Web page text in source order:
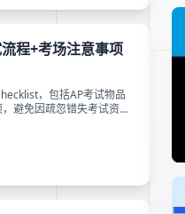
程+考场注意事项
，包括AP考试物品
避免因疏忽错失考试资